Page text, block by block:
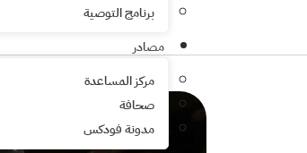
برنامج التوصية
مصادر
مركز المساعدة
صحافة
مدونة فودكس